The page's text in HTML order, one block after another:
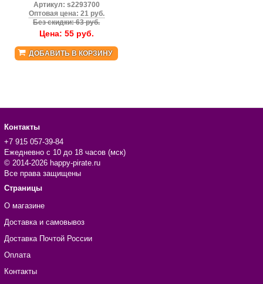
Артикул: s2293700
Оптовая цена: 21 руб.
Без скидки: 63 руб.
Цена: 55руб.
ДОБАВИТЬ В КОРЗИНУ
Контакты
+7 915 057-39-84
Ежедневно с 10 до 18 часов (мск)
© 2014-2026 happy-pirate.ru
Все права защищены
Страницы
О магазине
Доставка и самовывоз
Доставка Почтой России
Оплата
Контакты